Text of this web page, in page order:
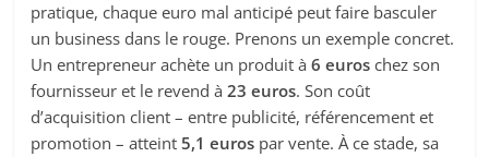
pratique, chaque euro mal anticipé peut faire basculer
un business dans le rouge. Prenons un exemple concret.
Un entrepreneur achète un produit à6 euros chez son
fournisseur et le revend à23 euros. Son coût
d’acquisition client – entre publicité, référencement et
promotion – atteint5,1 euros par vente. À ce stade, sa